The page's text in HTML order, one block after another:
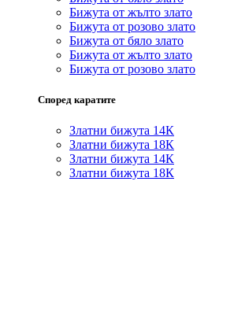
Бижута от жълто злато
Бижута от розово злато
Бижута от бяло злато
Бижута от жълто злато
Бижута от розово злато
Според каратите
Златни бижута 14К
Златни бижута 18К
Златни бижута 14К
Златни бижута 18К